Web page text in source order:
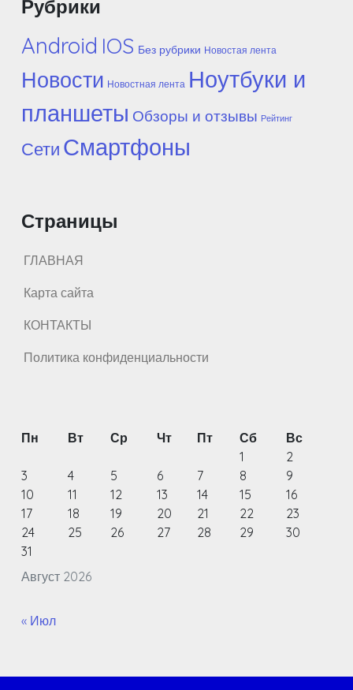
Рубрики
Android IOS Без рубрики Новостая лента
Новости Новостная лента Ноутбуки и
планшеты Обзоры и отзывы Рейтинг
Сети Смартфоны
Страницы
ГЛАВНАЯ
Карта сайта
КОНТАКТЫ
Политика конфиденциальности
Август 2026
Пн Вт Ср Чт Пт Сб
Вс
1
2
3
4 5 6 7 8
9
10
11 12 13 14 15
16
17
18 19 20 21 22
23
24
25 26 27 28 29
30
31
« Июл